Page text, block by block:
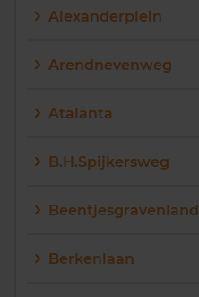
Q
R S
Alexanderplein
Arendnevenweg
Atalanta
B.H.Spijkersweg
Beentjesgravenland
Berkenlaan